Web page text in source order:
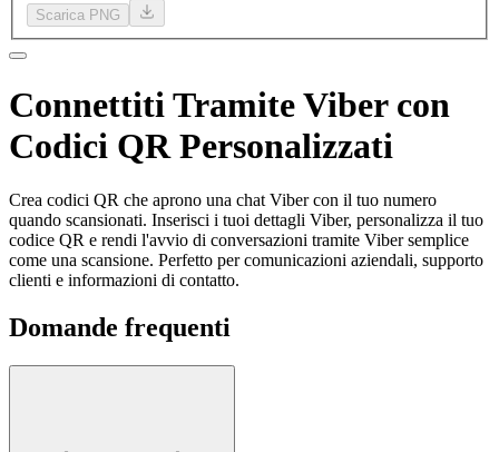
Scarica PNG
Connettiti Tramite Viber con
Codici QR Personalizzati
Crea codici QR che aprono una chat Viber con il tuo numero
quando scansionati. Inserisci i tuoi dettagli Viber, personalizza il tuo
codice QR e rendi l'avvio di conversazioni tramite Viber semplice
come una scansione. Perfetto per comunicazioni aziendali, supporto
clienti e informazioni di contatto.
Domande frequenti